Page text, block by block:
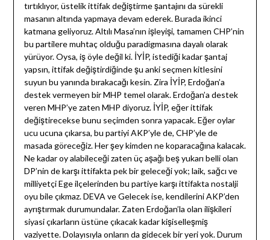
tırtıklıyor, üstelik ittifak değiştirme şantajını da sürekli
masanın altında yapmaya devam ederek. Burada ikinci
katmana geliyoruz. Altılı Masa’nın işleyişi, tamamen CHP’nin
bu partilere muhtaç olduğu paradigmasına dayalı olarak
yürüyor. Oysa, iş öyle değil ki. İYİP, istediği kadar şantaj
yapsın, ittifak değiştirdiğinde şu anki seçmen kitlesini
suyun bu yanında bırakacağı kesin. Zira İYİP, Erdoğan’a
destek vermeyen bir MHP temel olarak. Erdoğan’a destek
veren MHP’ye zaten MHP diyoruz. İYİP, eğer ittifak
değiştirecekse bunu seçimden sonra yapacak. Eğer oylar
ucu ucuna çıkarsa, bu partiyi AKP’yle de, CHP’yle de
masada göreceğiz. Her şey kimden ne koparacağına kalacak.
Ne kadar oy alabileceği zaten üç aşağı beş yukarı belli olan
DP’nin de karşı ittifakta pek bir geleceği yok; laik, sağcı ve
milliyetçi Ege ilçelerinden bu partiye karşı ittifakta nostalji
oyu bile çıkmaz. DEVA ve Gelecek ise, kendilerini AKP’den
ayrıştırmak durumundalar. Zaten Erdoğan’la olan ilişkileri
siyasi çıkarların üstüne çıkacak kadar kişiselleşmiş
vaziyette. Dolayısıyla onların da gidecek bir yeri yok. Durum